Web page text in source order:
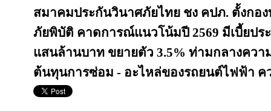
สมาคมประกันวินาศภัยไทย ชง คปภ. ตั้งกอ
ภัยพิบัติ คาดการณ์แนวโน้มปี 2569 มีเบี้ยปร
แสนล้านบาท ขยายตัว 3.5% ท่ามกลางคว
ต้นทุนการซ่อม - อะไหล่ของรถยนต์ไฟฟ้า ค